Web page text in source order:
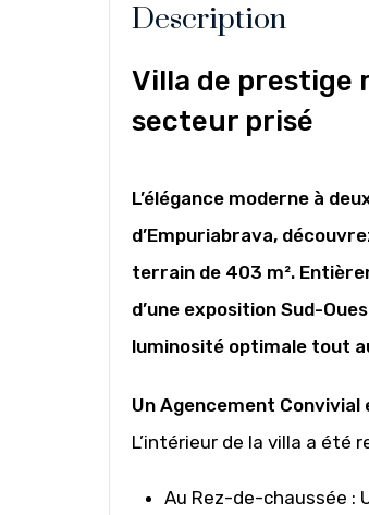
Description
Villa de prestige
secteur prisé
L’élégance moderne à
d’Empuriabrava,
terrain de 403 m².
d’une exposition Sud-
luminosité optimale tout
Un Agencement Convivial
L’intérieur de la villa a
Au Rez-de-chaussée :